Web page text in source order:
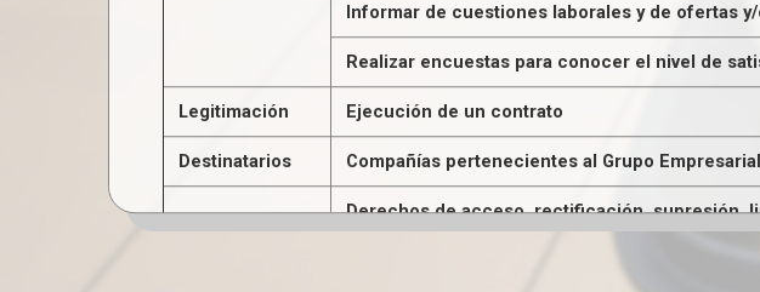
Informar de cuestiones laborales y de ofertas
Realizar encuestas para conocer el nivel de
Legitimación Ejecución de un contrato
Destinatarios Compañías pertenecientes al Grupo
Derechos de acceso, rectificación, supresión,
personal.